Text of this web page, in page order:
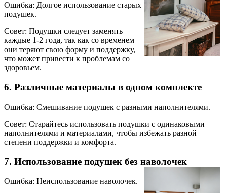
Ошибка: Долгое использование старых
подушек.
Совет: Подушки следует заменять
каждые 1-2 года, так как со временем
они теряют свою форму и поддержку,
что может привести к проблемам со
здоровьем.
6. Различные материалы в одном комплекте
Ошибка: Смешивание подушек с разными наполнителями.
Совет: Старайтесь использовать подушки с одинаковыми
наполнителями и материалами, чтобы избежать разной
степени поддержки и комфорта.
7. Использование подушек без наволочек
Ошибка: Неиспользование наволочек.